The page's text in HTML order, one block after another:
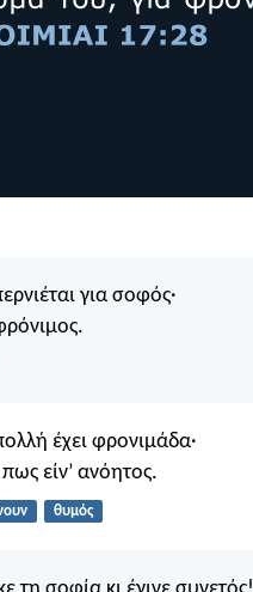
για σοφός·
έχει φρονιμάδα·
είν’ ανόητος.
θυμός